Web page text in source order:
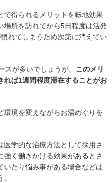
で得られるメリットを転地効果
場所を訪れてから5日程度は活発
れてしまうため次第に消えてい
が多いでしょうが、 このメリ
れば1週間程度滞在することがお
環境を変えながらお湯めぐりを
学的な治療方法として採用さ
く働きかける効果があるとさ
いたり悩み事がある場合などは